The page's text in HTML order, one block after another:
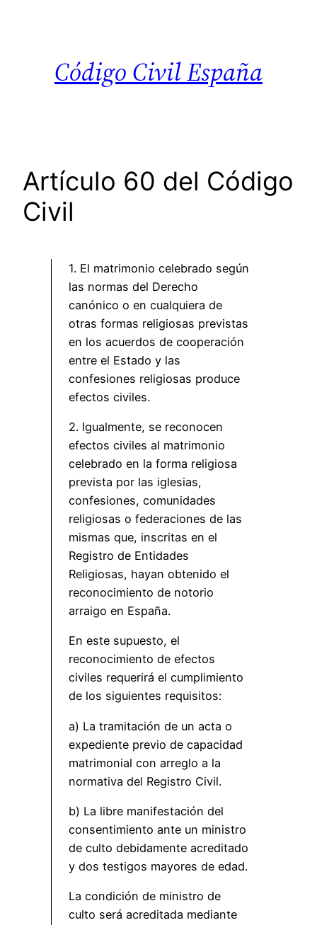
Código Civil España
Artículo 60 del Código
Civil
1. El matrimonio celebrado según
las normas del Derecho
canónico o en cualquiera de
otras formas religiosas previstas
en los acuerdos de cooperación
entre el Estado y las
confesiones religiosas produce
efectos civiles.
2. Igualmente, se reconocen
efectos civiles al matrimonio
celebrado en la forma religiosa
prevista por las iglesias,
confesiones, comunidades
religiosas o federaciones de las
mismas que, inscritas en el
Registro de Entidades
Religiosas, hayan obtenido el
reconocimiento de notorio
arraigo en España.
En este supuesto, el
reconocimiento de efectos
civiles requerirá el cumplimiento
de los siguientes requisitos:
a) La tramitación de un acta o
expediente previo de capacidad
matrimonial con arreglo a la
normativa del Registro Civil.
b) La libre manifestación del
consentimiento ante un ministro
de culto debidamente acreditado
y dos testigos mayores de edad.
La condición de ministro de
culto será acreditada mediante